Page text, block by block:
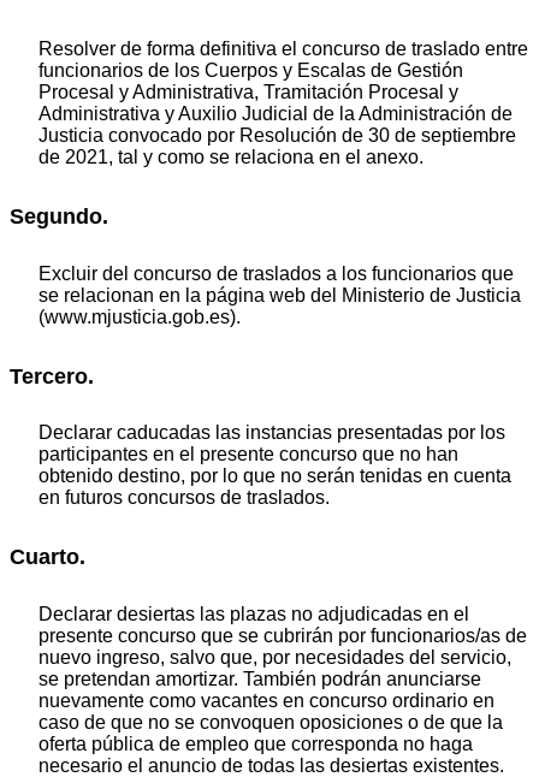
Resolver de forma definitiva el concurso de traslado entre
funcionarios de los Cuerpos y Escalas de Gestión
Procesal y Administrativa, Tramitación Procesal y
Administrativa y Auxilio Judicial de la Administración de
Justicia convocado por Resolución de 30 de septiembre
de 2021, tal y como se relaciona en el anexo.
Segundo.
Excluir del concurso de traslados a los funcionarios que
se relacionan en la página web del Ministerio de Justicia
(www.mjusticia.gob.es).
Tercero.
Declarar caducadas las instancias presentadas por los
participantes en el presente concurso que no han
obtenido destino, por lo que no serán tenidas en cuenta
en futuros concursos de traslados.
Cuarto.
Declarar desiertas las plazas no adjudicadas en el
presente concurso que se cubrirán por funcionarios/as de
nuevo ingreso, salvo que, por necesidades del servicio,
se pretendan amortizar. También podrán anunciarse
nuevamente como vacantes en concurso ordinario en
caso de que no se convoquen oposiciones o de que la
oferta pública de empleo que corresponda no haga
necesario el anuncio de todas las desiertas existentes.